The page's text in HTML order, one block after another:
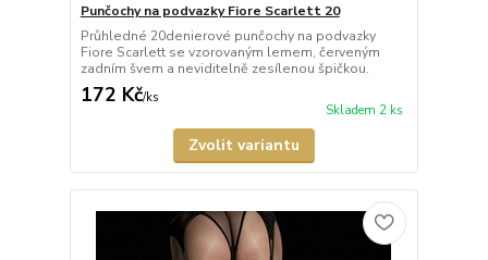
Punčochy na podvazky Fiore Scarlett 20
Průhledné 20denierové punčochy na podvazky
Fiore Scarlett se vzorovaným lemem, červeným
zadním švem a neviditelně zesílenou špičkou.
172 Kč/ks
Skladem 2 ks
Zvolit variantu